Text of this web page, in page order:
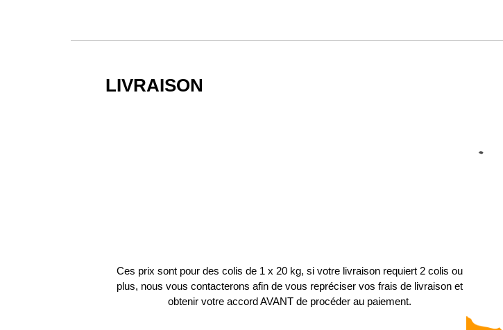
LIVRAISON
Ces prix sont pour des colis de 1 x 20 kg, si votre livraison requiert 2 colis ou
plus, nous vous contacterons afin de vous repréciser vos frais de livraison et
obtenir votre accord AVANT de procéder au paiement.